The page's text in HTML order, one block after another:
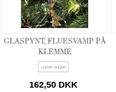
GLASPYNT, FLUESVAMP PÅ
KLEMME
one size
162,50 DKK